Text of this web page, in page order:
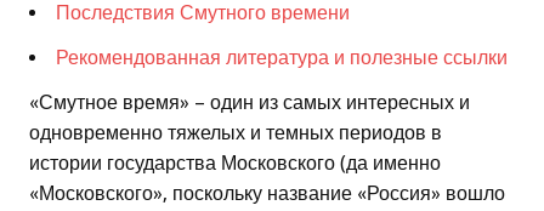
Последствия Смутного времени
Рекомендованная литература и полезные ссылки
«Смутное время» – один из самых интересных и
одновременно тяжелых и темных периодов в
истории государства Московского (да именно
«Московского», поскольку название «Россия» вошло